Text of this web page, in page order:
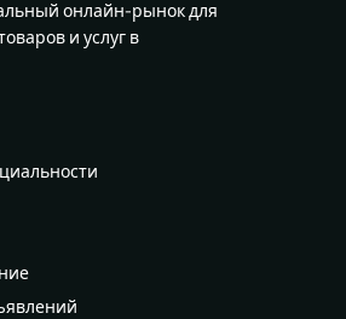
онлайн-рынок для
и услуг в